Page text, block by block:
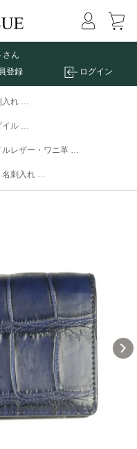
さん
登録 ログイン
入れ 藍染めクロコダイル名刺入
イル 藍染めクロコダイル名刺入
レザー・ワニ革 藍染めクロコ
刺入れ 藍染めクロコダイル名